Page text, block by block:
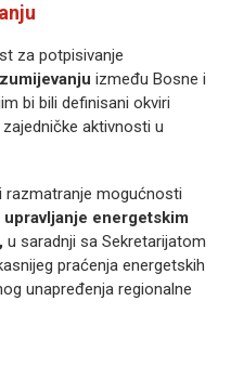
za potpisivanje
između Bosne i
bi bili definisani okviri
aktivnosti u
razmatranje mogućnosti
energetskim
u saradnji sa Sekretarijatom
praćenja energetskih
unapređenja regionalne